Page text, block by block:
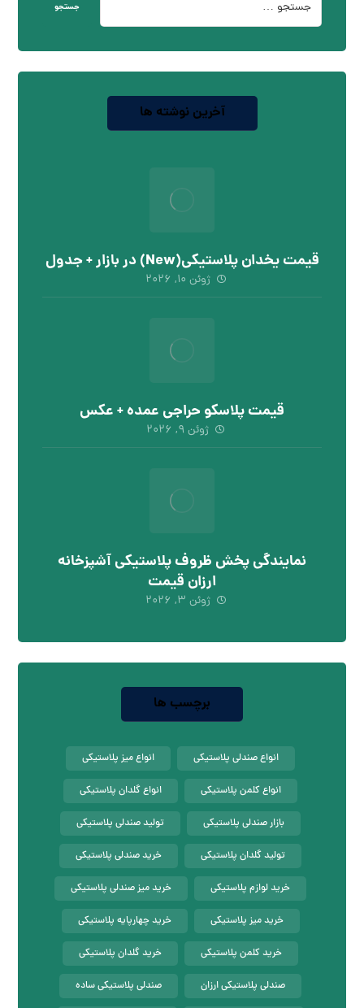
جستجو
آخرین نوشته ها
قیمت یخدان پلاستیکی(New) در بازار + جدول
ژوئن ۱۰, ۲۰۲۶
قیمت پلاسکو حراجی عمده + عکس
ژوئن ۹, ۲۰۲۶
نمایندگی پخش ظروف پلاستیکی آشپزخانه
ارزان قیمت
ژوئن ۳, ۲۰۲۶
برچسب ها
انواع صندلی پلاستیکی انواع میز پلاستیکی
انواع کلمن پلاستیکی انواع گلدان پلاستیکی
بازار صندلی پلاستیکی تولید صندلی پلاستیکی
تولید گلدان پلاستیکی خرید صندلی پلاستیکی
خرید لوازم پلاستیکی خرید میز صندلی پلاستیکی
خرید میز پلاستیکی خرید چهارپایه پلاستیکی
خرید کلمن پلاستیکی خرید گلدان پلاستیکی
صندلی پلاستیکی ارزان صندلی پلاستیکی ساده